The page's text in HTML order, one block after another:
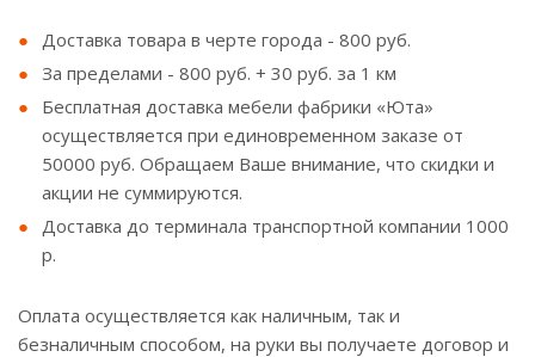
Доставка товара в черте города - 800 руб.
За пределами - 800 руб. + 30 руб. за 1 км
Бесплатная доставка мебели фабрики «Юта»
осуществляется при единовременном заказе от
50000 руб. Обращаем Ваше внимание, что скидки и
акции не суммируются.
Доставка до терминала транспортной компании 1000
р.
Оплата осуществляется как наличным, так и
безналичным способом, на руки вы получаете договор и